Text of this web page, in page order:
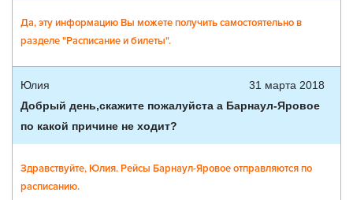
Да, эту информацию Вы можете получить самостоятельно в
разделе "Расписание и билеты".
Юлия
31 марта 2018
Добрый день,скажите пожалуйста а Барнаул-Яровое
по какой причине не ходит?
Здравствуйте, Юлия. Рейсы Барнаул-Яровое отправляются по
расписанию.